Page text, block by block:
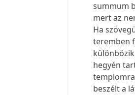
summum
mert az
Ha
teremben
hegyén
beszélt a